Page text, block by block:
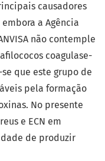
causadores
a Agência
não contemple
coagulase-
que este grupo de
pela formação
No presente
e ECN em
de produzir